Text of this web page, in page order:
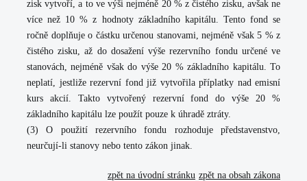
zisk vytvoří, a to ve výši nejméně 20 % z čistého zisku, avšak ne
více než 10 % z hodnoty základního kapitálu. Tento fond se
ročně doplňuje o částku určenou stanovami, nejméně však 5 % z
čistého zisku, až do dosažení výše rezervního fondu určené ve
stanovách, nejméně však do výše 20 % základního kapitálu. To
neplatí, jestliže rezervní fond již vytvořila příplatky nad emisní
kurs akcií. Takto vytvořený rezervní fond do výše 20 %
základního kapitálu lze použít pouze k úhradě ztráty.
(3) O použití rezervního fondu rozhoduje představenstvo,
neurčují-li stanovy nebo tento zákon jinak.
zpět na obsah zákona
zpět na úvodní stránku